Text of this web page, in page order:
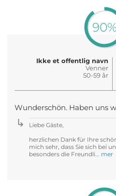
Ikke et offentlig navn
Venner
50-59 år
Wunderschön. Haben uns
Liebe Gäste,
herzlichen Dank für Ihre
mich sehr, dass Sie sich bei
besonders die Freundli... mer